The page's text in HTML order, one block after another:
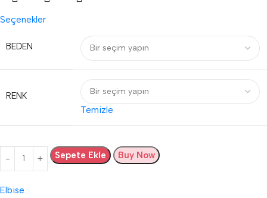
Seçenekler
BEDEN
RENK
Temizle
Sepete Ekle Buy Now
Elbise